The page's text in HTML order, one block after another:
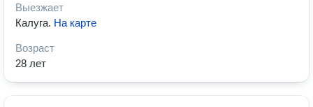
Выезжает
Калуга. На карте
Возраст
28 лет